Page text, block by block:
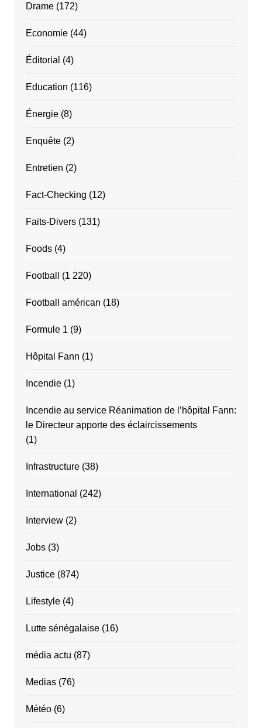
Drame(172)
Economie(44)
Éditorial (4)
Education (116)
Énergie(8)
Enquête(2)
Entretien (2)
Fact-Checking (12)
Faits-Divers(131)
Foods(4)
Football (1 220)
Football américan (18)
Formule 1 (9)
Hôpital Fann (1)
Incendie(1)
Incendie au service Réanimation de l’hôpital Fann:
le Directeur apporte des éclaircissements
(1)
Infrastructure(38)
International (242)
Interview(2)
Jobs(3)
Justice(874)
Lifestyle(4)
Lutte sénégalaise(16)
média actu (87)
Medias(76)
Météo(6)